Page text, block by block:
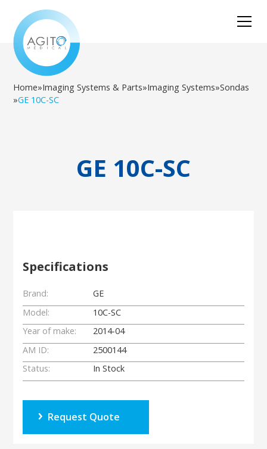
Home»Imaging Systems & Parts»Imaging Systems»Sondas
»GE 10C-SC
GE 10C-SC
Specifications
Brand:
GE
Model:
10C-SC
Year of make:
2014-04
AM ID:
2500144
Status:
In Stock
Request Quote